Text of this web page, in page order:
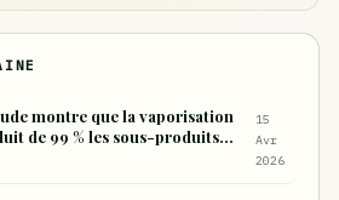
montre que la vaporisation
de 99 % les sous-produits
15
Avr
2026